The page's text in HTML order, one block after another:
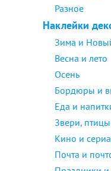
Разное
Наклейки
Зима и
Весна и лето
Осень
Бордюры и
Еда и
Звери,
Кино и
Почта и